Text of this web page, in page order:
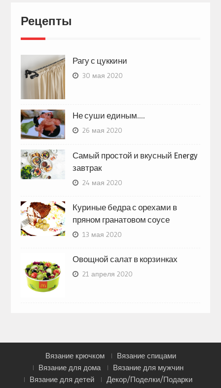
Рецепты
Рагу с цуккини
30 мая 2020
Не суши единым….
26 мая 2020
Самый простой и вкусный Energy
завтрак
24 мая 2020
Куриные бедра с орехами в
пряном гранатовом соусе
13 мая 2020
Овощной салат в корзинках
21 апреля 2020
Вязание крючком
Вязание спицами
Вязание для дома
Вязание для мужчин
Вязание для детей
Декор/Поделки/Подарки